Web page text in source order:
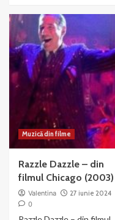
Liza
Minnelli
si
Joel
Gray
–
Muzică din filme
Razzle Dazzle – din
filmul Chicago (2003)
Valentina
27 iunie 2024
0